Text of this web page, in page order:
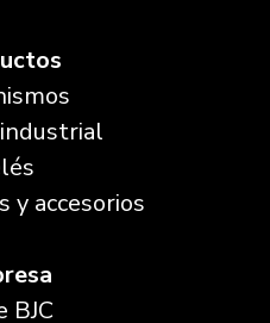
y accesorios
BJC